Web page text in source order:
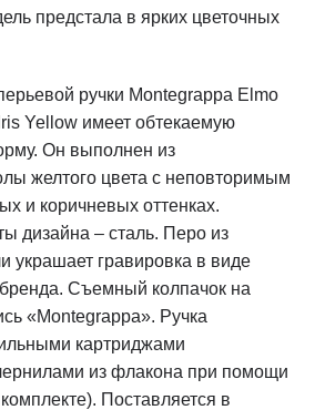
предстала в ярких цветочных
ручки Montegrappa Elmo
Yellow имеет обтекаемую
Он выполнен из
желтого цвета с неповторимым
и коричневых оттенках.
дизайна – сталь. Перо из
украшает гравировка в виде
Съемный колпачок на
«Montegrappa». Ручка
картриджами
из флакона при помощи
Поставляется в